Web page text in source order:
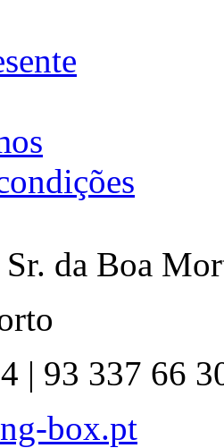
da Boa
| 93 337 66
box.pt